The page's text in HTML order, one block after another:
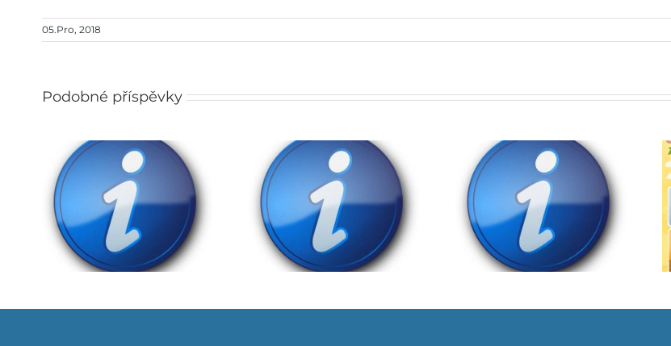
05.Pro, 2018
Podobné příspěvky
Rozhodnutí o přijetí do
ZŠ na školní rok
2026/2027
Obědy do škol Jarmark